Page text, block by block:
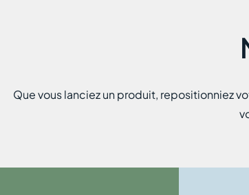
Que vous lanciez un produit, repositionniez